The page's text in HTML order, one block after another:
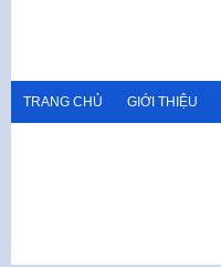
TRANG CHỦ GIỚI THIỆU